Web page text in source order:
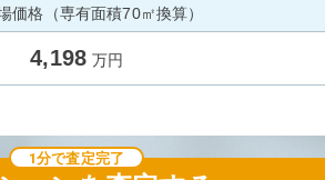
価格（専有面積70㎡換算）
4,198 万円
1分で査定完了